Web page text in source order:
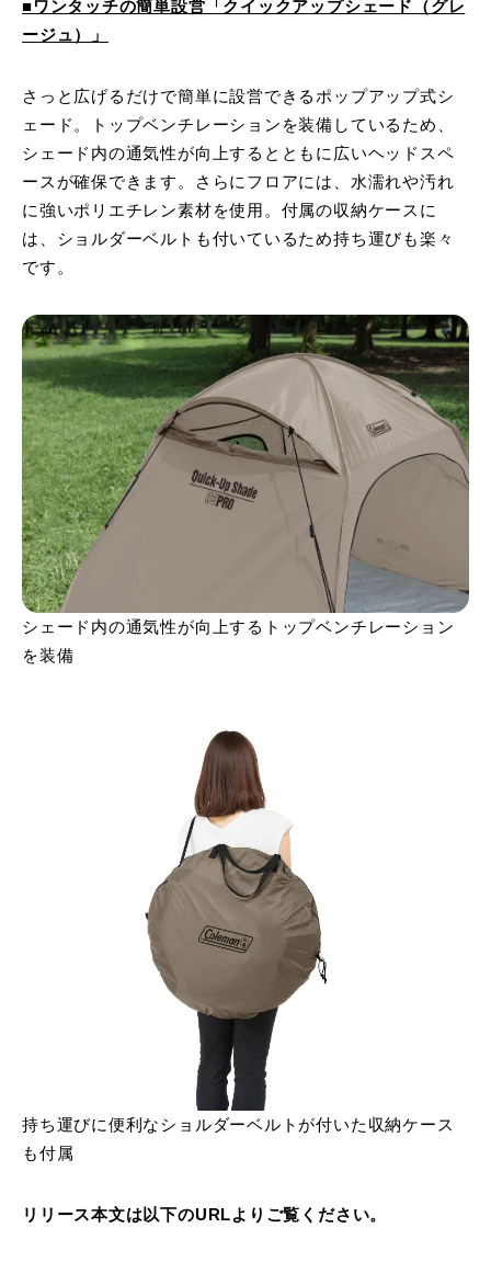
■ワンタッチの簡単設営「クイックアップシェード（グレ
ージュ）」
さっと広げるだけで簡単に設営できるポップアップ式シ
ェード。トップベンチレーションを装備しているため、
シェード内の通気性が向上するとともに広いヘッドスペ
ースが確保できます。さらにフロアには、水濡れや汚れ
に強いポリエチレン素材を使用。付属の収納ケースに
は、ショルダーベルトも付いているため持ち運びも楽々
です。
シェード内の通気性が向上するトップベンチレーション
を装備
持ち運びに便利なショルダーベルトが付いた収納ケース
も付属
リリース本文は以下のURLよりご覧ください。